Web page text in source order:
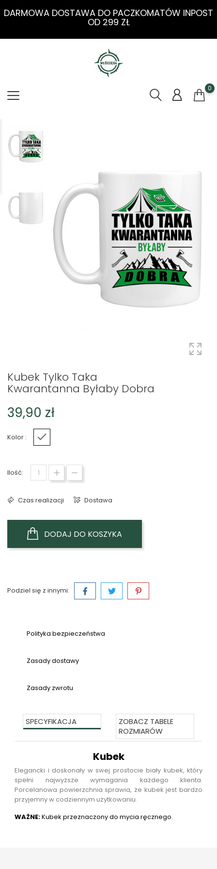
DARMOWA DOSTAWA DO PACZKOMATÓW INPOST
OD 299 ZŁ
0
Kubek Tylko Taka
Kwarantanna Byłaby Dobra
39,90 zł
Kolor :
Ilość:
Czas realizacji Dostawa
DODAJ DO KOSZYKA
Podziel się z innymi:
Polityka bezpieczeństwa
Zasady dostawy
Zasady zwrotu
SPECYFIKACJA
ZOBACZ TABELE
ROZMIARÓW
Kubek
Elegancki i doskonały w swej prostocie biały kubek, który
spełni najwyższe wymagania każdego klienta.
Porcelanowa powierzchnia sprawia, że kubek jest bardzo
przyjemny w codziennym użytkowaniu.
WAŻNE:Kubek przeznaczony do mycia ręcznego.